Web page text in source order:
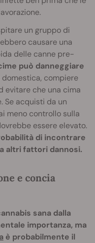
un gruppo di
causare una
delle canne pre-
può danneggiare
domestica, compiere
evitare che una cima
Se acquisti da un
meno controllo sulla
essere elevato.
di incontrare
altri fattori dannosi.
e concia
sana dalla
importanza, ma
è probabilmente il